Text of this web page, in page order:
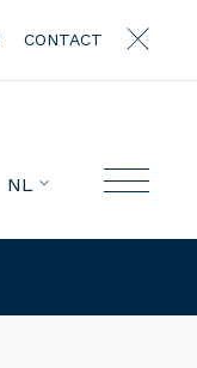
CONTACT
NL